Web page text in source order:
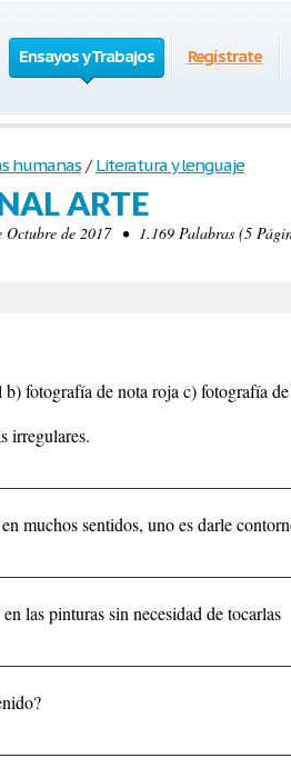
Ensayos y Trabajos Regístrate
humanas / Literatura y lenguaje
ARTE
Octubre de 2017 • 1.169 Palabras (5
fotografía de nota roja c) fotografía
irregulares.
muchos sentidos, uno es darle
las pinturas sin necesidad de tocarlas